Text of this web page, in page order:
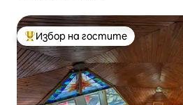
Най-популярен избор на гостите
Избор на гостите